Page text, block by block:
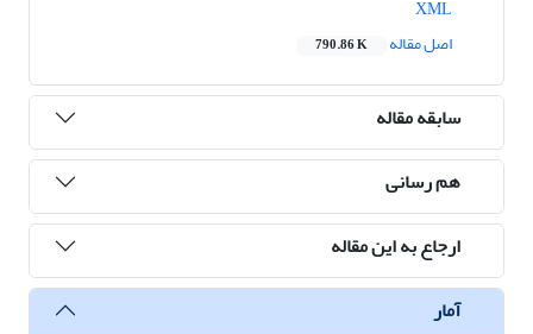
اصل مقاله
790.86 K
سابقه مقاله
هم رسانی
ارجاع به این مقاله
آمار